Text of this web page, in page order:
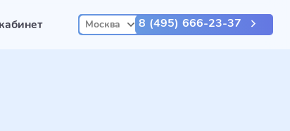
Москва 8 (495) 666-23-37